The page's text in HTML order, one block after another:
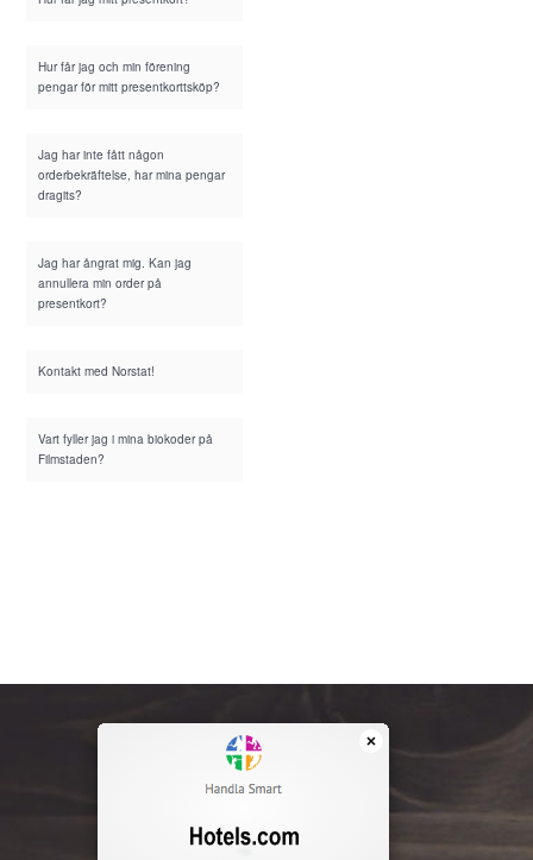
Hur får jag och min förening
pengar för mitt presentkorttsköp?
Jag har inte fått någon
orderbekräftelse, har mina pengar
dragits?
Jag har ångrat mig. Kan jag
annullera min order på
presentkort?
Kontakt med Norstat!
Vart fyller jag i mina biokoder på
Filmstaden?